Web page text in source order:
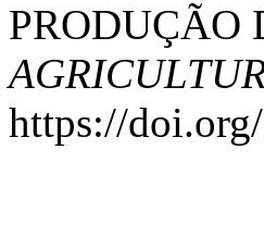
PRODUÇÃO
https://